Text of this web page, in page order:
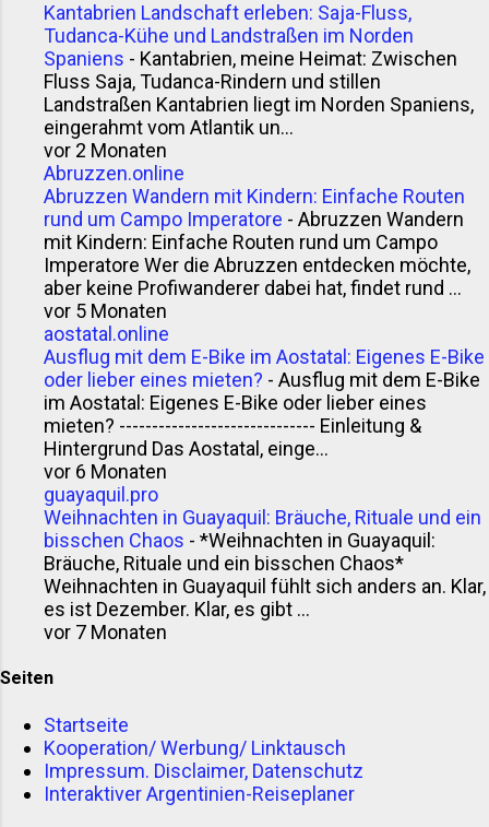
Kantabrien Landschaft erleben: Saja-Fluss,
Tudanca-Kühe und Landstraßen im Norden
Spaniens - Kantabrien, meine Heimat: Zwischen
Fluss Saja, Tudanca-Rindern und stillen
Landstraßen Kantabrien liegt im Norden Spaniens,
eingerahmt vom Atlantik un...
vor 2 Monaten
Abruzzen.online
Abruzzen Wandern mit Kindern: Einfache Routen
rund um Campo Imperatore - Abruzzen Wandern
mit Kindern: Einfache Routen rund um Campo
Imperatore Wer die Abruzzen entdecken möchte,
aber keine Profiwanderer dabei hat, findet rund ...
vor 5 Monaten
aostatal.online
Ausflug mit dem E-Bike im Aostatal: Eigenes E-Bike
oder lieber eines mieten? - Ausflug mit dem E-Bike
im Aostatal: Eigenes E-Bike oder lieber eines
mieten? ------------------------------ Einleitung &
Hintergrund Das Aostatal, einge...
vor 6 Monaten
guayaquil.pro
Weihnachten in Guayaquil: Bräuche, Rituale und ein
bisschen Chaos - *Weihnachten in Guayaquil:
Bräuche, Rituale und ein bisschen Chaos*
Weihnachten in Guayaquil fühlt sich anders an. Klar,
es ist Dezember. Klar, es gibt ...
vor 7 Monaten
Seiten
Startseite
Kooperation/ Werbung/ Linktausch
Impressum. Disclaimer, Datenschutz
Interaktiver Argentinien-Reiseplaner